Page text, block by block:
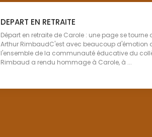
DEPART EN RETRAITE
Départ en retraite de Carole : une page se tourne
Arthur RimbaudC'est avec beaucoup d'émotion
l'ensemble de la communauté éducative du
Rimbaud a rendu hommage à Carole, à ...